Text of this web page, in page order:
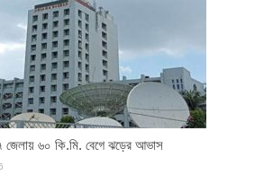
জেলায় ৬০ কি.মি. বেগে ঝড়ের আভাস